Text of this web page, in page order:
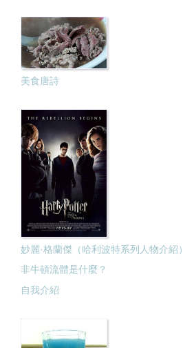
美食唐詩
妙麗·格蘭傑（哈利波特系列人物介紹）
非牛頓流體是什麼？
自我介紹